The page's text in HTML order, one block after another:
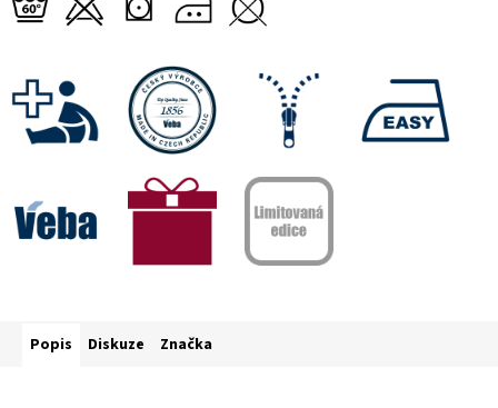
Popis Diskuze Značka